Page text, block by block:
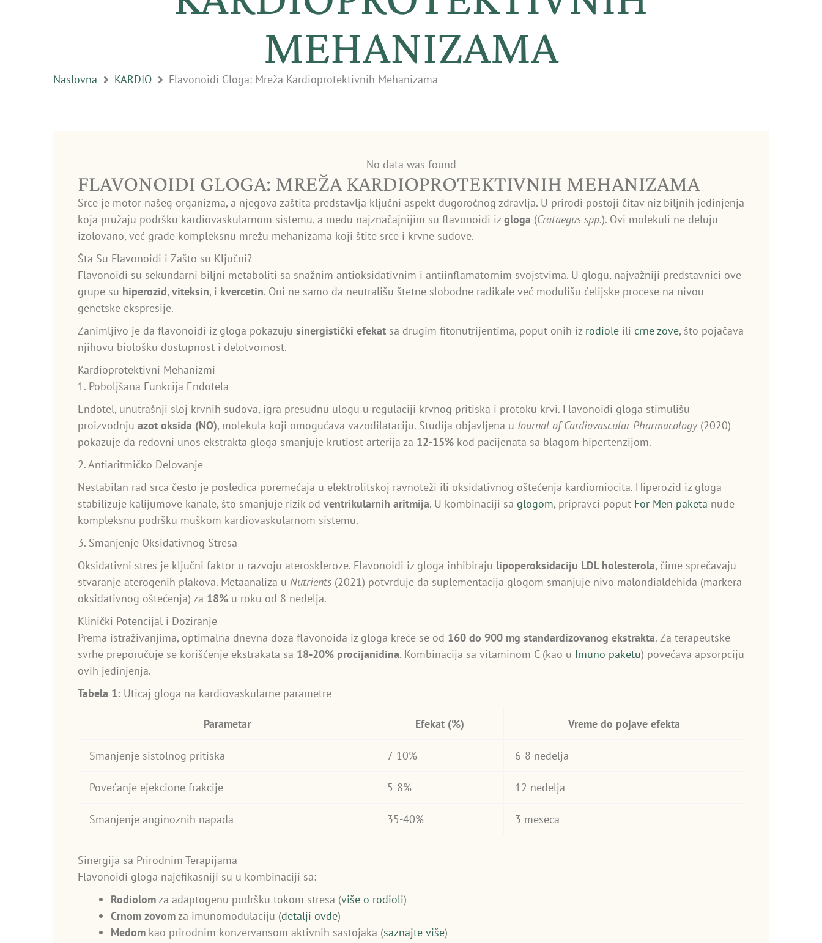
MEHANIZAMA
Naslovna KARDIO Flavonoidi Gloga: Mreža Kardioprotektivnih Mehanizama
No data was found
FLAVONOIDI GLOGA: MREŽA KARDIOPROTEKTIVNIH MEHANIZAMA
Srce je motor našeg organizma, a njegova zaštita predstavlja ključni aspekt dugoročnog zdravlja. U prirodi postoji čitav niz biljnih jedinjenja
koja pružaju podršku kardiovaskularnom sistemu, a među najznačajnijim su flavonoidi iz gloga (Crataegus spp.). Ovi molekuli ne deluju
izolovano, već grade kompleksnu mrežu mehanizama koji štite srce i krvne sudove.
Šta Su Flavonoidi i Zašto su Ključni?
Flavonoidi su sekundarni biljni metaboliti sa snažnim antioksidativnim i antiinflamatornim svojstvima. U glogu, najvažniji predstavnici ove
grupe su hiperozid, viteksin, i kvercetin. Oni ne samo da neutrališu štetne slobodne radikale već modulišu ćelijske procese na nivou
genetske ekspresije.
Zanimljivo je da flavonoidi iz gloga pokazuju sinergistički efekat sa drugim fitonutrijentima, poput onih iz rodiole ili crne zove, što pojačava
njihovu biološku dostupnost i delotvornost.
Kardioprotektivni Mehanizmi
1. Poboljšana Funkcija Endotela
Endotel, unutrašnji sloj krvnih sudova, igra presudnu ulogu u regulaciji krvnog pritiska i protoku krvi. Flavonoidi gloga stimulišu
proizvodnju azot oksida (NO), molekula koji omogućava vazodilataciju. Studija objavljena uJournal of Cardiovascular Pharmacology(2020)
pokazuje da redovni unos ekstrakta gloga smanjuje krutiost arterija za 12-15% kod pacijenata sa blagom hipertenzijom.
2. Antiaritmičko Delovanje
Nestabilan rad srca često je posledica poremećaja u elektrolitskoj ravnoteži ili oksidativnog oštećenja kardiomiocita. Hiperozid iz gloga
stabilizuje kalijumove kanale, što smanjuje rizik od ventrikularnih aritmija. U kombinaciji sa glogom, pripravci poput For Men paketa nude
kompleksnu podršku muškom kardiovaskularnom sistemu.
3. Smanjenje Oksidativnog Stresa
Oksidativni stres je ključni faktor u razvoju ateroskleroze. Flavonoidi iz gloga inhibiraju lipoperoksidaciju LDL holesterola, čime sprečavaju
stvaranje aterogenih plakova. Metaanaliza u Nutrients (2021) potvrđuje da suplementacija glogom smanjuje nivo malondialdehida (markera
oksidativnog oštećenja) za 18% u roku od 8 nedelja.
Klinički Potencijal i Doziranje
Prema istraživanjima, optimalna dnevna doza flavonoida iz gloga kreće se od 160 do 900 mg standardizovanog ekstrakta. Za terapeutske
svrhe preporučuje se korišćenje ekstrakata sa 18-20% procijanidina. Kombinacija sa vitaminom C (kao u Imuno paketu) povećava apsorpciju
ovih jedinjenja.
Tabela 1: Uticaj gloga na kardiovaskularne parametre
Parametar Efekat (%) Vreme do pojave efekta
Smanjenje sistolnog pritiska 7-10% 6-8 nedelja
Povećanje ejekcione frakcije 5-8% 12 nedelja
Smanjenje anginoznih napada 35-40% 3 meseca
Sinergija sa Prirodnim Terapijama
Flavonoidi gloga najefikasniji su u kombinaciji sa:
Rodiolomza adaptogenu podršku tokom stresa (više o rodioli)
Crnom zovomza imunomodulaciju (detalji ovde)
Medom kao prirodnim konzervansom aktivnih sastojaka (saznajte više)